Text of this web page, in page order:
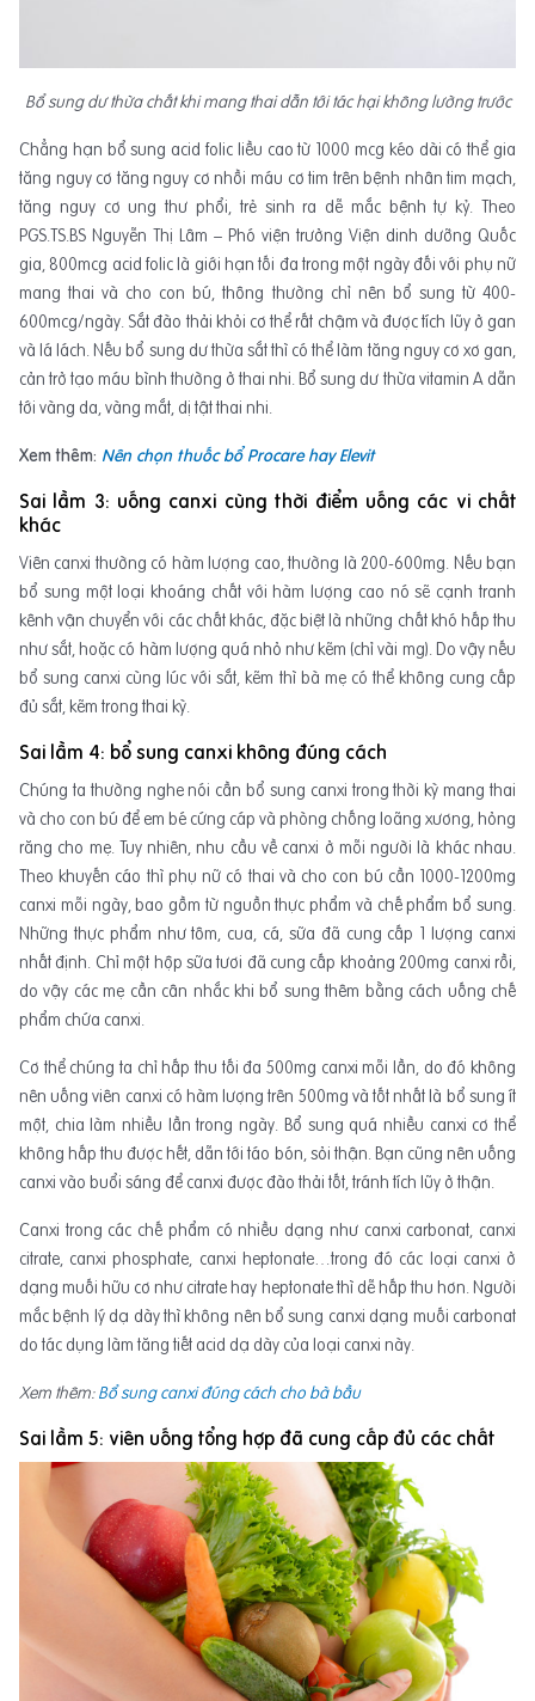
Bổ sung dư thừa chất khi mang thai dẫn tới tác hại không lường trước
Chẳng hạn bổ sung acid folic liều cao từ 1000 mcg kéo dài có thể gia
tăng nguy cơ tăng nguy cơ nhồi máu cơ tim trên bệnh nhân tim mạch,
tăng nguy cơ ung thư phổi, trẻ sinh ra dễ mắc bệnh tự kỷ. Theo
PGS.TS.BS Nguyễn Thị Lâm – Phó viện trưởng Viện dinh dưỡng Quốc
gia, 800mcg acid folic là giới hạn tối đa trong một ngày đối với phụ nữ
mang thai và cho con bú, thông thường chỉ nên bổ sung từ 400-
600mcg/ngày. Sắt đào thải khỏi cơ thể rất chậm và được tích lũy ở gan
và lá lách. Nếu bổ sung dư thừa sắt thì có thể làm tăng nguy cơ xơ gan,
cản trở tạo máu bình thường ở thai nhi. Bổ sung dư thừa vitamin A dẫn
tới vàng da, vàng mắt, dị tật thai nhi.
Xem thêm: Nên chọn thuốc bổ Procare hay Elevit
Sai lầm 3: uống canxi cùng thời điểm uống các vi chất
khác
Viên canxi thường có hàm lượng cao, thường là 200-600mg. Nếu bạn
bổ sung một loại khoáng chất với hàm lượng cao nó sẽ cạnh tranh
kênh vận chuyển với các chất khác, đặc biệt là những chất khó hấp thu
như sắt, hoặc có hàm lượng quá nhỏ như kẽm (chỉ vài mg). Do vậy nếu
bổ sung canxi cùng lúc với sắt, kẽm thì bà mẹ có thể không cung cấp
đủ sắt, kẽm trong thai kỳ.
Sai lầm 4: bổ sung canxi không đúng cách
Chúng ta thường nghe nói cần bổ sung canxi trong thời kỳ mang thai
và cho con bú để em bé cứng cáp và phòng chống loãng xương, hỏng
răng cho mẹ. Tuy nhiên, nhu cầu về canxi ở mỗi người là khác nhau.
Theo khuyến cáo thì phụ nữ có thai và cho con bú cần 1000-1200mg
canxi mỗi ngày, bao gồm từ nguồn thực phẩm và chế phẩm bổ sung.
Những thực phẩm như tôm, cua, cá, sữa đã cung cấp 1 lượng canxi
nhất định. Chỉ một hộp sữa tươi đã cung cấp khoảng 200mg canxi rồi,
do vậy các mẹ cần cân nhắc khi bổ sung thêm bằng cách uống chế
phẩm chứa canxi.
Cơ thể chúng ta chỉ hấp thu tối đa 500mg canxi mỗi lần, do đó không
nên uống viên canxi có hàm lượng trên 500mg và tốt nhất là bổ sung ít
một, chia làm nhiều lần trong ngày. Bổ sung quá nhiều canxi cơ thể
không hấp thu được hết, dẫn tới táo bón, sỏi thận. Bạn cũng nên uống
canxi vào buổi sáng để canxi được đào thải tốt, tránh tích lũy ở thận.
Canxi trong các chế phẩm có nhiều dạng như canxi carbonat, canxi
citrate, canxi phosphate, canxi heptonate…trong đó các loại canxi ở
dạng muối hữu cơ như citrate hay heptonate thì dễ hấp thu hơn. Người
mắc bệnh lý dạ dày thì không nên bổ sung canxi dạng muối carbonat
do tác dụng làm tăng tiết acid dạ dày của loại canxi này.
Xem thêm:Bổ sung canxi đúng cách cho bà bầu
Sai lầm 5: viên uống tổng hợp đã cung cấp đủ các chất